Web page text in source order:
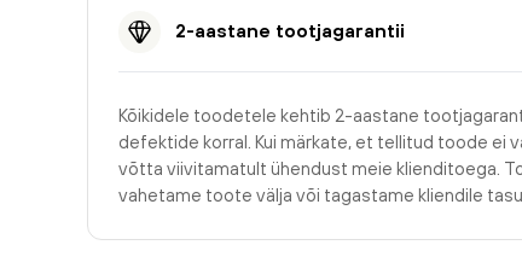
2-aastane tootjagarantii
Kõikidele toodetele kehtib 2-aastane
defektide korral. Kui märkate, et tellitud toode ei
võtta viivitamatult ühendust meie klienditoega.
vahetame toote välja või tagastame kliendile